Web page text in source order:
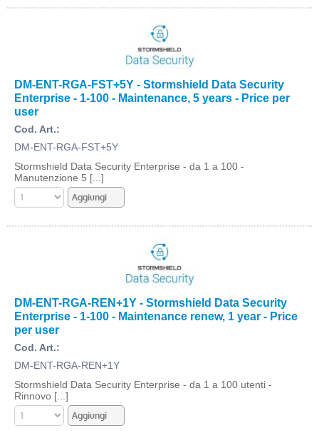
DM-ENT-RGA-FST+5Y - Stormshield Data Security
Enterprise - 1-100 - Maintenance, 5 years - Price per
user
Cod. Art.:
DM-ENT-RGA-FST+5Y
Stormshield Data Security Enterprise - da 1 a 100 -
Manutenzione 5 [...]
DM-ENT-RGA-REN+1Y - Stormshield Data Security
Enterprise - 1-100 - Maintenance renew, 1 year - Price
per user
Cod. Art.:
DM-ENT-RGA-REN+1Y
Stormshield Data Security Enterprise - da 1 a 100 utenti -
Rinnovo [...]